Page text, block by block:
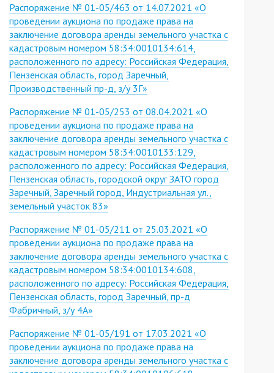
Распоряжение № 01-05/463 от 14.07.2021 «О
проведении аукциона по продаже права на
заключение договора аренды земельного участка с
кадастровым номером 58:34:0010134:614,
расположенного по адресу: Российская Федерация,
Пензенская область, город Заречный,
Производственный пр-д, з/у 3Г»
Распоряжение № 01-05/253 от 08.04.2021 «О
проведении аукциона по продаже права на
заключение договора аренды земельного участка с
кадастровым номером 58:34:0010133:129,
расположенного по адресу: Российская Федерация,
Пензенская область, городской округ ЗАТО город
Заречный, Заречный город, Индустриальная ул.,
земельный участок 83»
Распоряжение № 01-05/211 от 25.03.2021 «О
проведении аукциона по продаже права на
заключение договора аренды земельного участка с
кадастровым номером 58:34:0010134:608,
расположенного по адресу: Российская Федерация,
Пензенская область, город Заречный, пр-д
Фабричный, з/у 4А»
Распоряжение № 01-05/191 от 17.03.2021 «О
проведении аукциона по продаже права на
заключение договора аренды земельного участка с